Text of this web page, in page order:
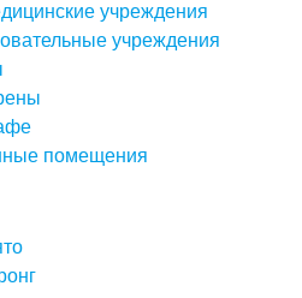
учреждения
учреждения
помещения